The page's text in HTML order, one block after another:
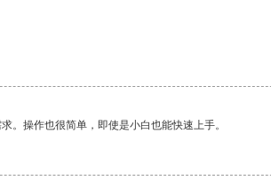
。操作也很简单，即使是小白也能快速上手。